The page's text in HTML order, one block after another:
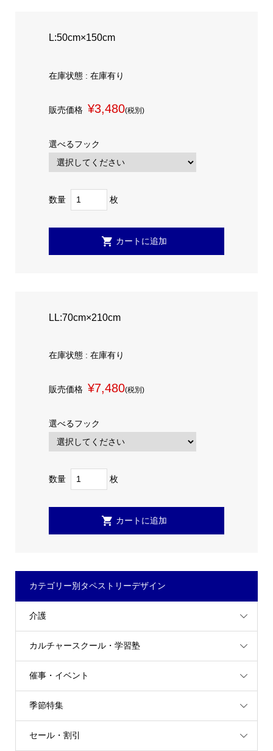
L:50cm×150cm
在庫状態 : 在庫有り
販売価格 ¥3,480(税別)
選べるフック
数量 枚
LL:70cm×210cm
在庫状態 : 在庫有り
販売価格 ¥7,480(税別)
選べるフック
数量 枚
カテゴリー別タペストリーデザイン
介護
カルチャースクール・学習塾
催事・イベント
季節特集
セール・割引